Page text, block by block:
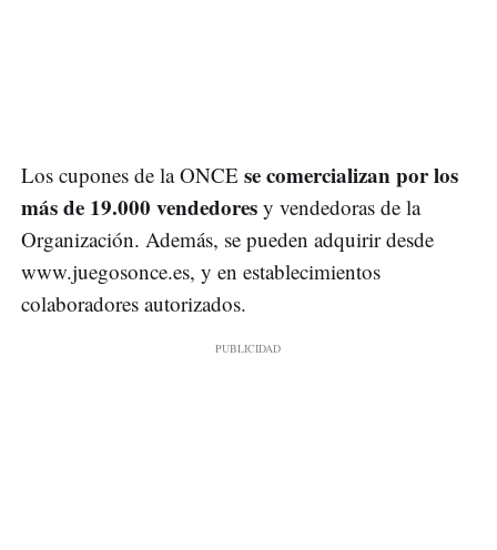
Los cupones de la ONCE se comercializan por los
más de 19.000 vendedores y vendedoras de la
Organización. Además, se pueden adquirir desde
www.juegosonce.es, y en establecimientos
colaboradores autorizados.